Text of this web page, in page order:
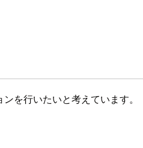
を行いたいと考えています。